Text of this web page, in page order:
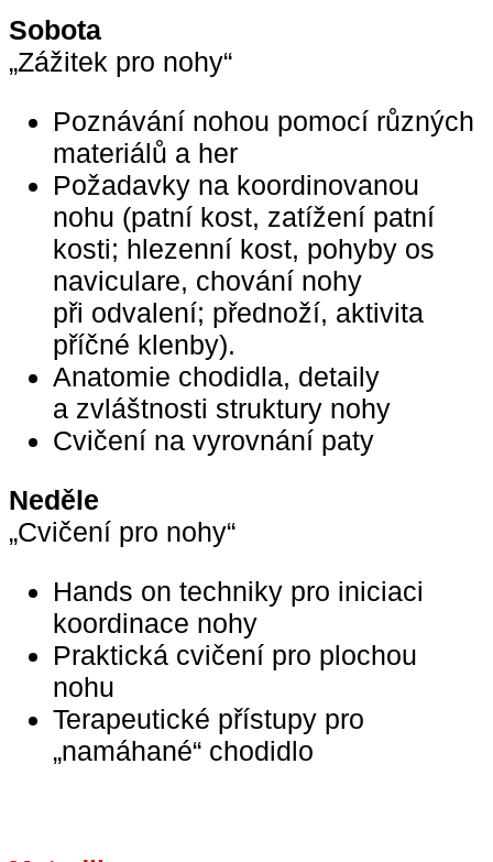
Sobota
„Zážitek pro nohy“
Poznávání nohou pomocí různých
materiálů a her
Požadavky na koordinovanou
nohu (patní kost, zatížení patní
kosti; hlezenní kost, pohyby os
naviculare, chování nohy
při odvalení; přednoží, aktivita
příčné klenby).
Anatomie chodidla, detaily
a zvláštnosti struktury nohy
Cvičení na vyrovnání paty
Neděle
„Cvičení pro nohy“
Hands on techniky pro iniciaci
koordinace nohy
Praktická cvičení pro plochou
nohu
Terapeutické přístupy pro
„namáhané“ chodidlo